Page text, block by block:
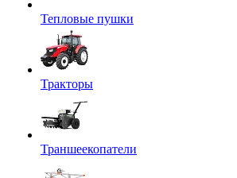
Тепловые пушки
Тракторы
Траншеекопатели